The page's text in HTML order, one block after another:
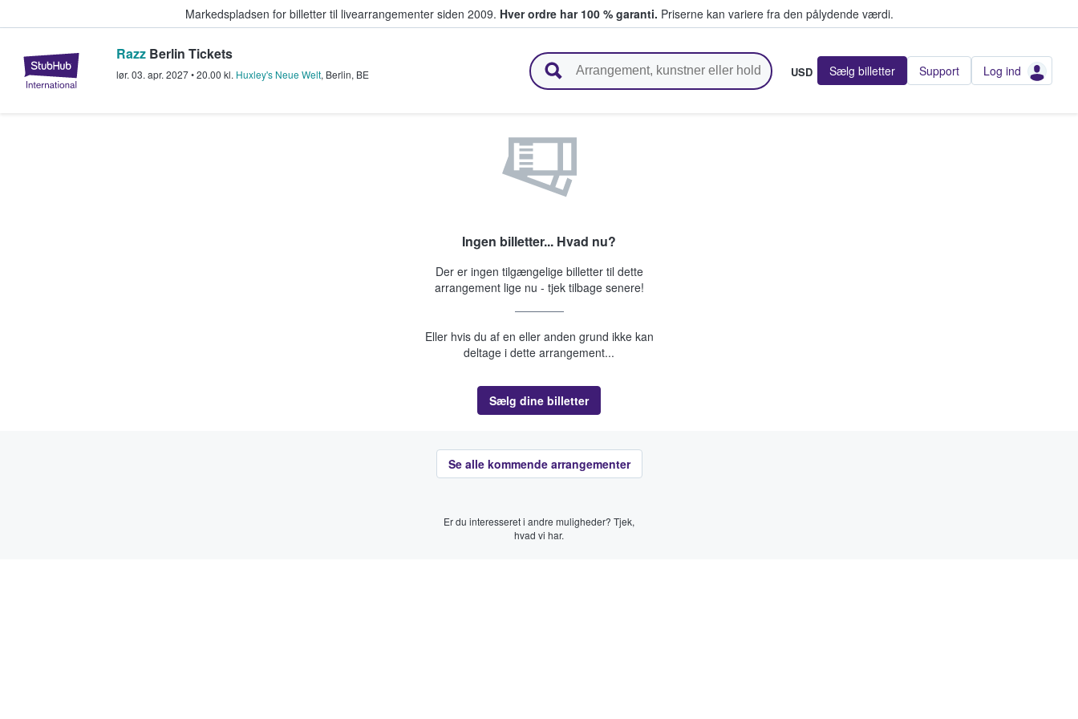
Markedspladsen for billetter til livearrangementer siden 2009. Hver ordre har 100 % garanti. Priserne kan variere fra den pålydende værdi.
StubHub - Hvor fans køber og sælger billetter
Razz Berlin Tickets
lør. 03. apr. 2027•20.00 kl. Huxley's Neue Welt, Berlin, BE USD Sælg billetter Support Log ind
Ingen billetter... Hvad nu?
Der er ingen tilgængelige billetter til dette
arrangement lige nu - tjek tilbage senere!
Eller hvis du af en eller anden grund ikke kan
deltage i dette arrangement...
Sælg dine billetter
Se alle kommende arrangementer
Er du interesseret i andre muligheder? Tjek,
hvad vi har.